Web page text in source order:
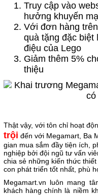
Truy cập vào
hưởng khuyến
Với đơn hàng trên
quà tặng đặc biệt
điệu của Lego
Giảm thêm 5%
thiệu
Thật vậy, với tôn chỉ hoạt
trội đến với Megamart, Ba
gian mua sắm đầy tiện ích,
nghiệp bởi đội ngũ tư vấn
chia sẻ những kiến thức
con phát triển tốt nhất, phù
Megamart.vn luôn mang
khách hàng chính là niềm